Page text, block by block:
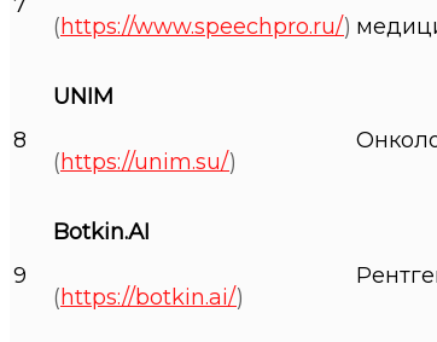
7
(https://www.speechpro.ru/)
8
UNIM
(https://unim.su/)
9
Botkin.АI
(https://botkin.ai/)